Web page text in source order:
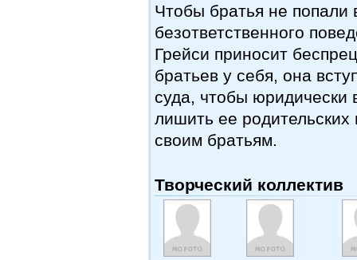
Чтобы братья не попали
безответственного
Грейси приносит
братьев у себя, она
суда, чтобы юридически
лишить ее
своим братьям.
Творческий коллектив